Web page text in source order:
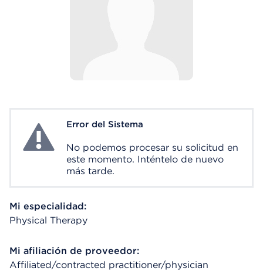
System ErrorError del Sistema
No podemos procesar su solicitud en
este momento. Inténtelo de nuevo
más tarde.
Mi especialidad:
Physical Therapy
Mi afiliación de proveedor:
Affiliated/contracted practitioner/physician